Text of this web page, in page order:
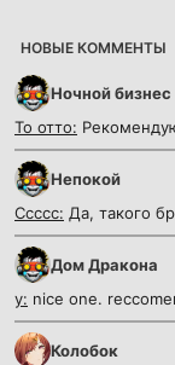
НОВЫЕ КОММЕНТЫ
Ночной бизнес
То отто:
Непокой
Ссссс: Да, такого
Дом Дракона
y: nice one.
Колобок